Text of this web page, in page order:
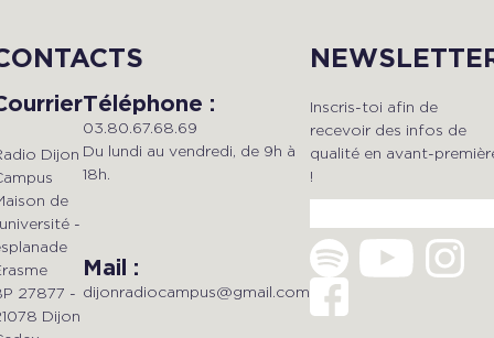
Dijon
de
-
27877 -
Dijon
Téléphone :
03.80.67.68.69
Du lundi au vendredi, de 9h à
18h.
Mail :
dijonradiocampus@gmail.com
Inscris-toi afin de
recevoir des infos de
qualité en avant-
!